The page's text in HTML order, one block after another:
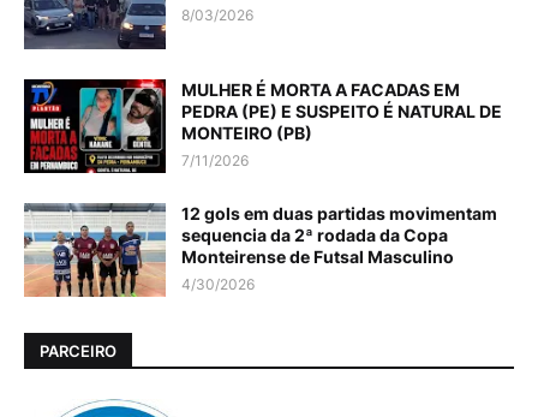
8/03/2026
MULHER É MORTA A FACADAS EM
PEDRA (PE) E SUSPEITO É NATURAL DE
MONTEIRO (PB)
7/11/2026
12 gols em duas partidas movimentam
sequencia da 2ª rodada da Copa
Monteirense de Futsal Masculino
4/30/2026
PARCEIRO